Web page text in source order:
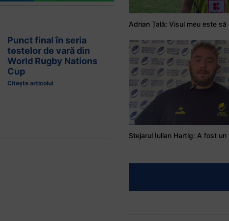
Punct final în seria
testelor de vară din
World Rugby Nations
Cup
Citește articolul